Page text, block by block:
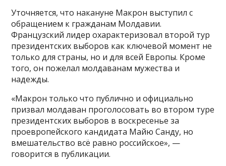
Уточняется, что накануне Макрон выступил с
обращением к гражданам Молдавии.
Французский лидер охарактеризовал второй тур
президентских выборов как ключевой момент не
только для страны, но и для всей Европы. Кроме
того, он пожелал молдаванам мужества и
надежды.
«Макрон только что публично и официально
призвал молдаван проголосовать во втором туре
президентских выборов в воскресенье за ​​
проевропейского кандидата Майю Санду, но
вмешательство всё равно российское», —
говорится в публикации.